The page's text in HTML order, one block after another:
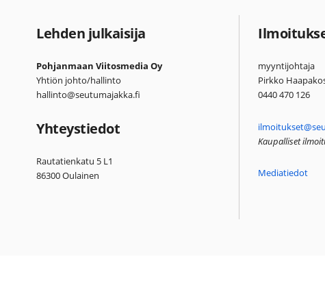
Lehden julkaisija
Pohjanmaan Viitosmedia Oy
Yhtiön johto/hallinto
hallinto@seutumajakka.fi
Yhteystiedot
Rautatienkatu 5 L1
86300 Oulainen
myyntijohtaja
Pirkko
0440 470 126
Kaupalliset
Mediatiedot